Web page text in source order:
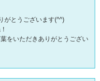
がとうございます(^^)
をいただきありがとうござい